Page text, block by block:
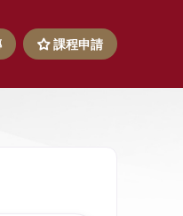
課程申請